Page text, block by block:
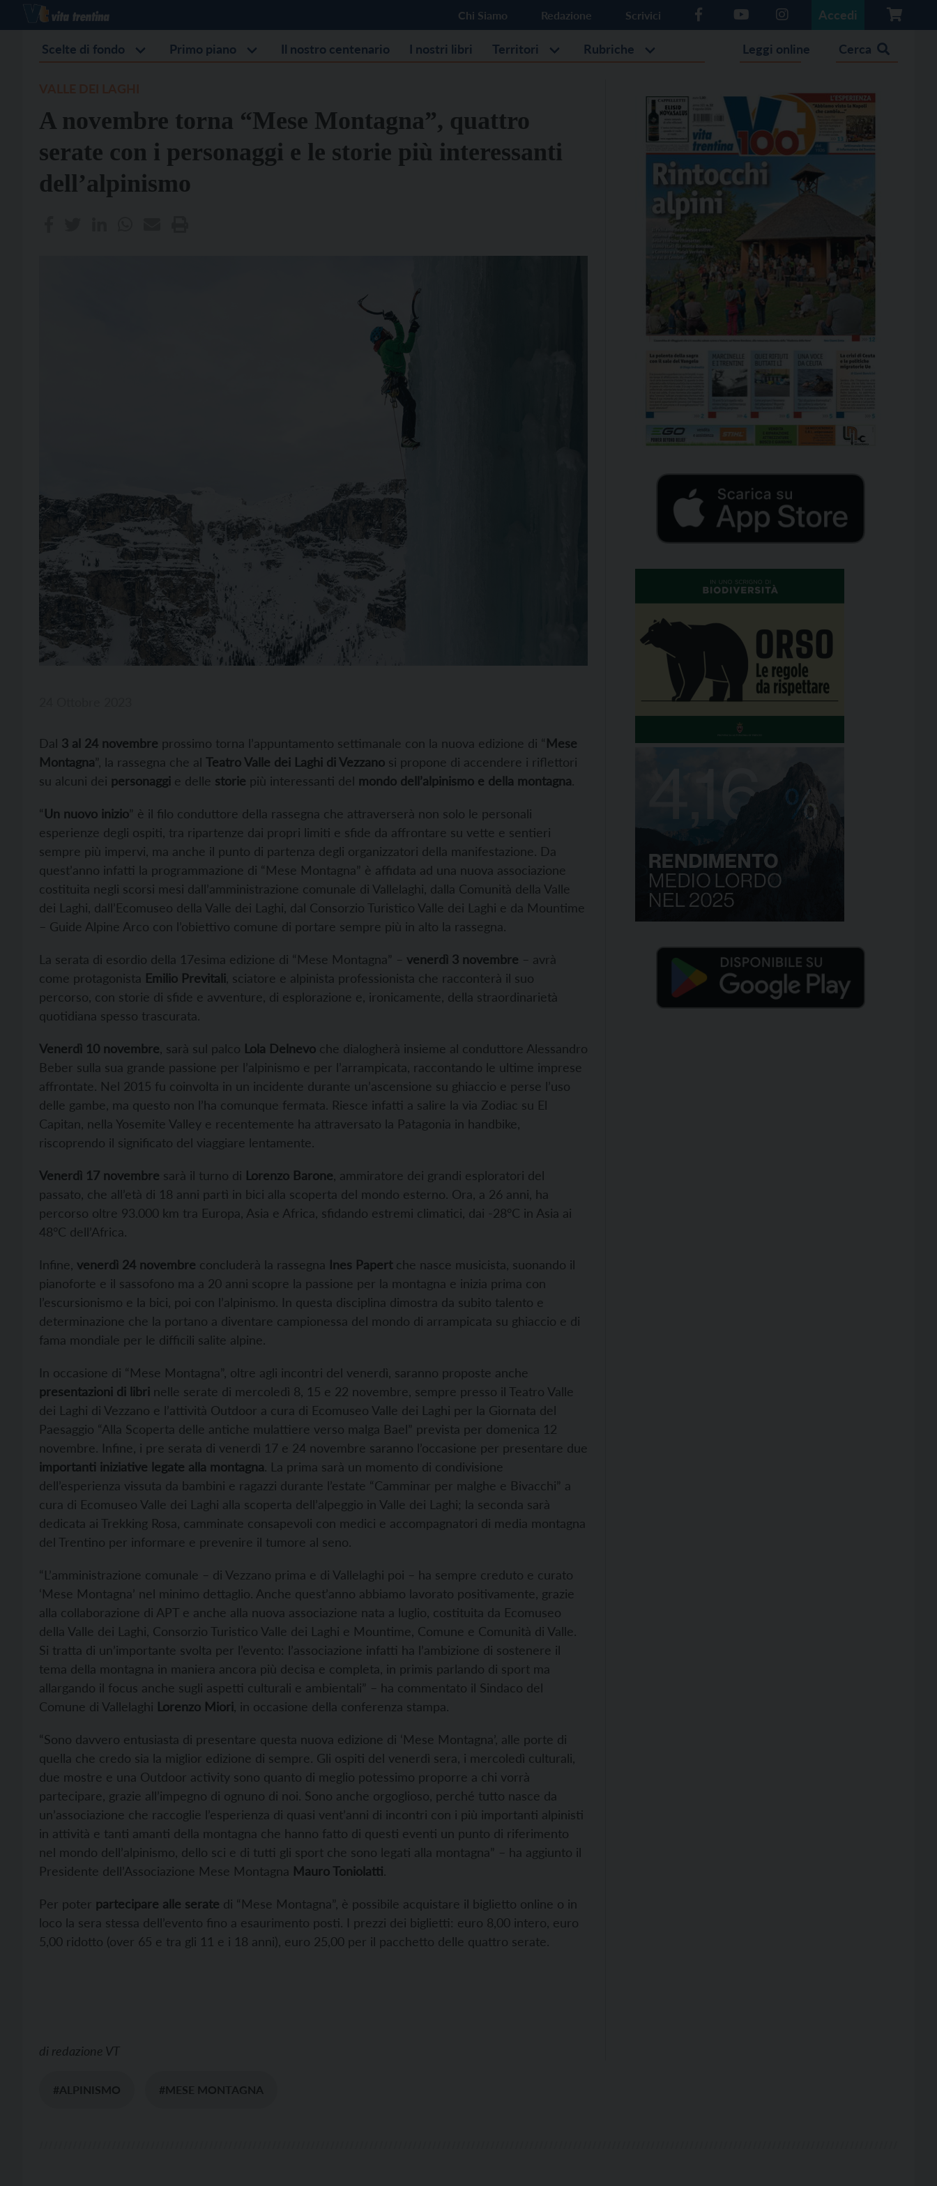
Chi Siamo Redazione Scrivici Accedi
Scelte di fondo Primo piano Il nostro centenario I nostri libri Territori Rubriche Leggi online Cerca
A novembre torna “Mese Montagna”, quattro
serate con i personaggi e le storie più interessanti
dell’alpinismo
Dal 3 al 24 novembre prossimo torna l’appuntamento settimanale con la nuova edizione di “Mese
Montagna”, la rassegna che al Teatro Valle dei Laghi di Vezzano si propone di accendere i riflettori
su alcuni dei personaggi e delle storie più interessanti del mondo dell’alpinismo e della montagna.
“Un nuovo inizio” è il filo conduttore della rassegna che attraverserà non solo le personali
esperienze degli ospiti, tra ripartenze dai propri limiti e sfide da affrontare su vette e sentieri
sempre più impervi, ma anche il punto di partenza degli organizzatori della manifestazione. Da
quest’anno infatti la programmazione di “Mese Montagna” è affidata ad una nuova associazione
costituita negli scorsi mesi dall’amministrazione comunale di Vallelaghi, dalla Comunità della Valle
dei Laghi, dall’Ecomuseo della Valle dei Laghi, dal Consorzio Turistico Valle dei Laghi e da Mountime
– Guide Alpine Arco con l’obiettivo comune di portare sempre più in alto la rassegna.
La serata di esordio della 17esima edizione di “Mese Montagna” – venerdì 3 novembre – avrà
come protagonista Emilio Previtali , sciatore e alpinista professionista che racconterà il suo
percorso, con storie di sfide e avventure, di esplorazione e, ironicamente, della straordinarietà
quotidiana spesso trascurata.
Venerdì 10 novembre , sarà sul palco Lola Delnevo che dialogherà insieme al conduttore Alessandro
Beber sulla sua grande passione per l’alpinismo e per l’arrampicata, raccontando le ultime imprese
affrontate. Nel 2015 fu coinvolta in un incidente durante un’ascensione su ghiaccio e perse l’uso
delle gambe, ma questo non l’ha comunque fermata. Riesce infatti a salire la via Zodiac su El
Capitan, nella Yosemite Valley e recentemente ha attraversato la Patagonia in handbike,
riscoprendo il significato del viaggiare lentamente.
Venerdì 17 novembre sarà il turno di Lorenzo Barone , ammiratore dei grandi esploratori del
passato, che all’età di 18 anni partì in bici alla scoperta del mondo esterno. Ora, a 26 anni, ha
percorso oltre 93.000 km tra Europa, Asia e Africa, sfidando estremi climatici, dai -28°C in Asia ai
48°C dell’Africa.
Infine, venerdì 24 novembre concluderà la rassegna Ines Papertche nasce musicista, suonando il
pianoforte e il sassofono ma a 20 anni scopre la passione per la montagna e inizia prima con
l’escursionismo e la bici, poi con l’alpinismo. In questa disciplina dimostra da subito talento e
determinazione che la portano a diventare campionessa del mondo di arrampicata su ghiaccio e di
fama mondiale per le difficili salite alpine.
In occasione di “Mese Montagna”, oltre agli incontri del venerdì, saranno proposte anche
presentazioni di libri nelle serate di mercoledì 8, 15 e 22 novembre, sempre presso il Teatro Valle
dei Laghi di Vezzano e l’attività Outdoor a cura di Ecomuseo Valle dei Laghi per la Giornata del
Paesaggio “Alla Scoperta delle antiche mulattiere verso malga Bael” prevista per domenica 12
novembre. Infine, i pre serata di venerdì 17 e 24 novembre saranno l’occasione per presentare due
importanti iniziative legate alla montagna. La prima sarà un momento di condivisione
dell’esperienza vissuta da bambini e ragazzi durante l’estate “Camminar per malghe e Bivacchi” a
cura di Ecomuseo Valle dei Laghi alla scoperta dell’alpeggio in Valle dei Laghi; la seconda sarà
dedicata ai Trekking Rosa, camminate consapevoli con medici e accompagnatori di media montagna
del Trentino per informare e prevenire il tumore al seno.
“L’amministrazione comunale – di Vezzano prima e di Vallelaghi poi – ha sempre creduto e curato
‘Mese Montagna’ nel minimo dettaglio. Anche quest’anno abbiamo lavorato positivamente, grazie
alla collaborazione di APT e anche alla nuova associazione nata a luglio, costituita da Ecomuseo
della Valle dei Laghi, Consorzio Turistico Valle dei Laghi e Mountime, Comune e Comunità di Valle.
Si tratta di un’importante svolta per l’evento: l’associazione infatti ha l’ambizione di sostenere il
tema della montagna in maniera ancora più decisa e completa, in primis parlando di sport ma
allargando il focus anche sugli aspetti culturali e ambientali” – ha commentato il Sindaco del
Comune di Vallelaghi Lorenzo Miori , in occasione della conferenza stampa.
“Sono davvero entusiasta di presentare questa nuova edizione di ‘Mese Montagna’, alle porte di
quella che credo sia la miglior edizione di sempre. Gli ospiti del venerdì sera, i mercoledì culturali,
due mostre e una Outdoor activity sono quanto di meglio potessimo proporre a chi vorrà
partecipare, grazie all’impegno di ognuno di noi. Sono anche orgoglioso, perché tutto nasce da
un’associazione che raccoglie l’esperienza di quasi vent’anni di incontri con i più importanti alpinisti
in attività e tanti amanti della montagna che hanno fatto di questi eventi un punto di riferimento
nel mondo dell’alpinismo, dello sci e di tutti gli sport che sono legati alla montagna” – ha aggiunto il
Presidente dell’Associazione Mese Montagna Mauro Toniolatti.
Per poter partecipare alle serate di “Mese Montagna”, è possibile acquistare il biglietto online o in
loco la sera stessa dell’evento fino a esaurimento posti. I prezzi dei biglietti: euro 8,00 intero, euro
5,00 ridotto (over 65 e tra gli 11 e i 18 anni), euro 25,00 per il pacchetto delle quattro serate.
di redazione VT
#ALPINISMO #MESE MONTAGNA